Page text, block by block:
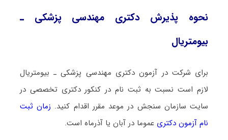
نحوه پذیرش دکتری ﻣﻬﻨﺪسی پزشکی ـ
بیومتریال
برای شرکت در آزمون دکتری ﻣﻬﻨﺪسی پزشکی ـ بیومتریال
لازم است نسبت به ثبت نام در کنکور دکتری تخصصی در
سایت سازمان سنجش در موعد مقرر اقدام کنید. زمان ثبت
نام آزمون دکتری عموما در آبان یا آذرماه است.